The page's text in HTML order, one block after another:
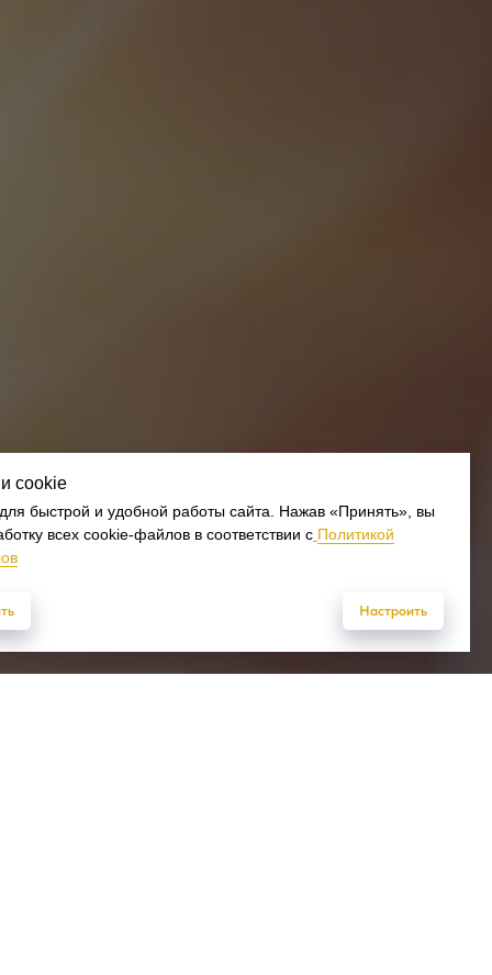
cookie
быстрой и удобной работы сайта. Нажав «Принять», вы
всех cookie-файлов в соответствии с Политикой
Настроить